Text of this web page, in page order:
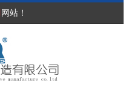
网站！